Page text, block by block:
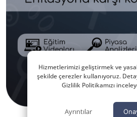
Hizmetlerimizi geliştirmek ve
şekilde çerezler kullanıyoruz.
Gizlilik Politikamızı
Ayrıntılar